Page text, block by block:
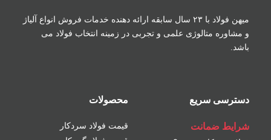
میهن فولاد با ۲۳ سال سابقه ارائه دهنده خدمات فروش
انواع آلیاژ
و مشاوره متالوژی علمی و تجربی در زمینه انتخاب فولاد می
باشد.
دسترسی سریع
شرایط ضمانت
محصولات
قیمت فولاد سردکار